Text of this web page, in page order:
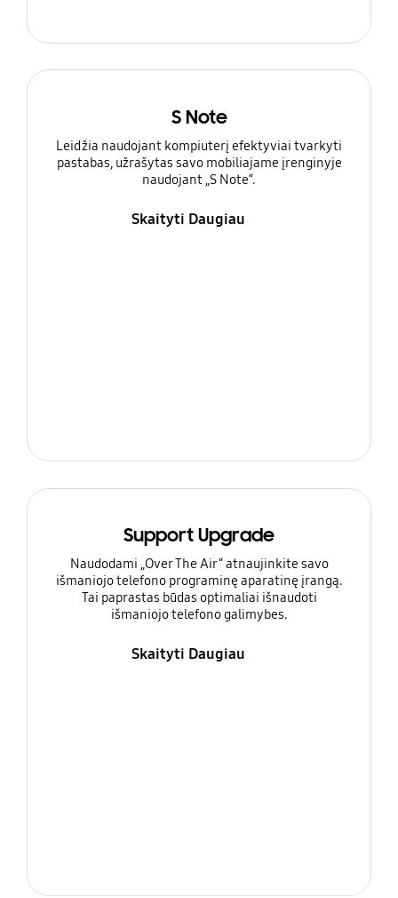
S Note
Leidžia naudojant kompiuterį efektyviai tvarkyti
pastabas, užrašytas savo mobiliajame įrenginyje
naudojant „S Note“.
Skaityti Daugiau
Support Upgrade
Naudodami „Over The Air“ atnaujinkite savo
išmaniojo telefono programinę aparatinę įrangą.
Tai paprastas būdas optimaliai išnaudoti
išmaniojo telefono galimybes.
Skaityti Daugiau